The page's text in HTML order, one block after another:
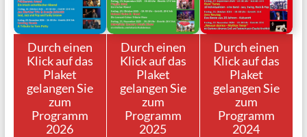
Durch einen
Klick auf das
Plaket
gelangen Sie
zum
Programm
2026
Durch einen
Klick auf das
Plaket
gelangen Sie
zum
Programm
2025
Durch einen
Klick auf das
Plaket
gelangen Sie
zum
Programm
2024